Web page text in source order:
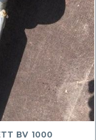
BV 1000